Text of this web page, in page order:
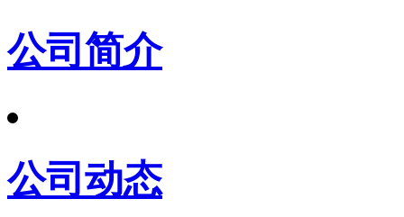
公司简介
公司动态